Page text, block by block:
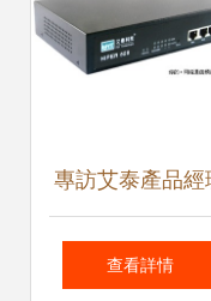
專訪艾泰產品經
全面解讀HiPER
查看詳情